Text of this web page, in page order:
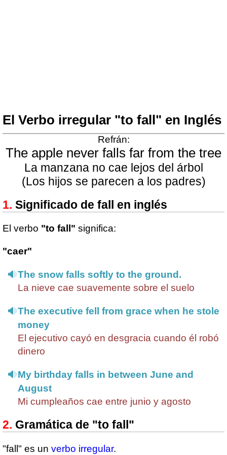
El Verbo irregular "to fall" en Inglés
Refrán:
The apple never falls far from the tree
La manzana no cae lejos del árbol
(Los hijos se parecen a los padres)
Significado de fall en inglés
El verbo "to fall" significa:
"caer"
The snow falls softly to the ground.
La nieve cae suavemente sobre el suelo
The executive fell from grace when he stole
money
El ejecutivo cayó en desgracia cuando él robó
dinero
My birthday falls in between June and
August
Mi cumpleaños cae entre junio y agosto
Gramática de "to fall"
"fall" es un verbo irregular.